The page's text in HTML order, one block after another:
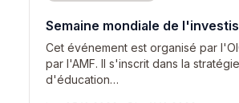
Semaine mondiale de
Cet événement est organisé par
par l'AMF. Il s'inscrit dans la
d'éducation…